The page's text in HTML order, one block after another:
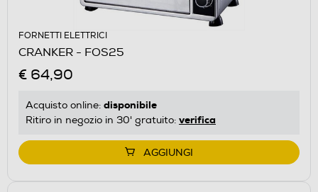
FORNETTI ELETTRICI
CRANKER - FOS25
€ 64,90
Acquisto online: disponibile
Ritiro in negozio in 30' gratuito: verifica
AGGIUNGI